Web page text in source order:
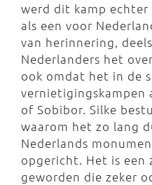
werd dit kamp
als een voor
van herinnering,
Nederlanders het
ook omdat het in de
vernietigingskampen
of Sobibor. Silke
waarom het zo lang
Nederlands
opgericht. Het is een
geworden die zeker